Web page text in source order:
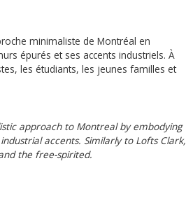
minimaliste de Montréal en
épurés et ses accents industriels. À
les étudiants, les jeunes familles et
approach to Montreal by embodying
accents. Similarly to Lofts Clark,
the free-spirited.